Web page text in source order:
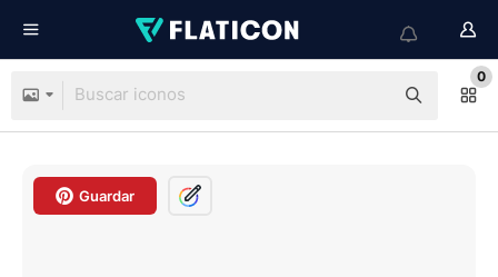
0
Guardar